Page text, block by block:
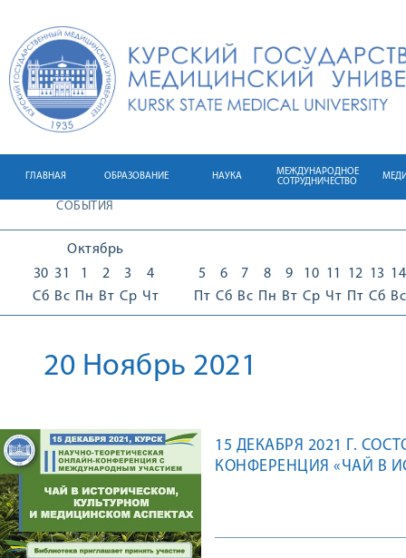
ГЛАВНАЯ ОБРАЗОВАНИЕ НАУКА
МЕЖДУНАРОДНОЕ
СОТРУДНИЧЕСТВО
СОБЫТИЯ
Октябрь
30
Сб
31
Вс
1
Пн
2
Вт
3
Ср
4
Чт
5
Пт
6
Сб
7
Вс
8
Пн
9
Вт
10
Ср
11
Чт
12
Пт
13
Сб
14
Вс
20 Ноябрь 2021
15 ДЕКАБРЯ 2021 Г.
КОНФЕРЕНЦИЯ «ЧАЙ В